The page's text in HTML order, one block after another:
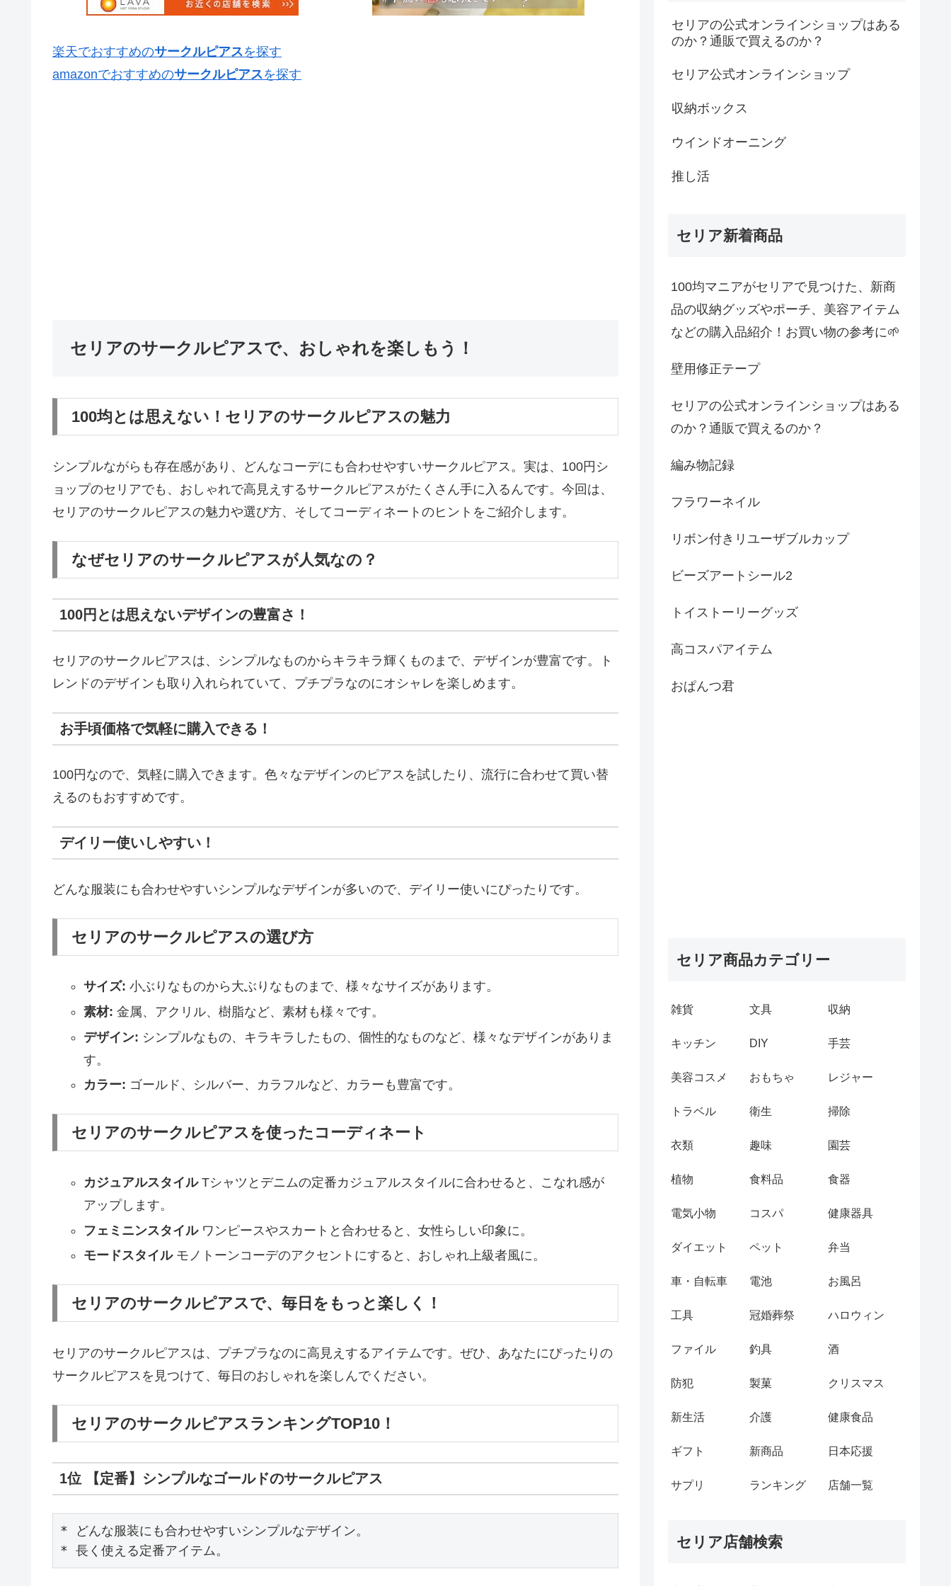
楽天でおすすめのサークルピアスを探す
amazonでおすすめのサークルピアスを探す
セリアのサークルピアスで、おしゃれを楽しもう！
100均とは思えない！セリアのサークルピアスの魅力
シンプルながらも存在感があり、どんなコーデにも合わせやすいサークルピアス。実は、100円シ
ョップのセリアでも、おしゃれで高見えするサークルピアスがたくさん手に入るんです。今回は、
セリアのサークルピアスの魅力や選び方、そしてコーディネートのヒントをご紹介します。
なぜセリアのサークルピアスが人気なの？
100円とは思えないデザインの豊富さ！
セリアのサークルピアスは、シンプルなものからキラキラ輝くものまで、デザインが豊富です。ト
レンドのデザインも取り入れられていて、プチプラなのにオシャレを楽しめます。
お手頃価格で気軽に購入できる！
100円なので、気軽に購入できます。色々なデザインのピアスを試したり、流行に合わせて買い替
えるのもおすすめです。
デイリー使いしやすい！
どんな服装にも合わせやすいシンプルなデザインが多いので、デイリー使いにぴったりです。
セリアのサークルピアスの選び方
サイズ: 小ぶりなものから大ぶりなものまで、様々なサイズがあります。
素材: 金属、アクリル、樹脂など、素材も様々です。
デザイン: シンプルなもの、キラキラしたもの、個性的なものなど、様々なデザインがありま
す。
カラー: ゴールド、シルバー、カラフルなど、カラーも豊富です。
セリアのサークルピアスを使ったコーディネート
カジュアルスタイルTシャツとデニムの定番カジュアルスタイルに合わせると、こなれ感が
アップします。
フェミニンスタイルワンピースやスカートと合わせると、女性らしい印象に。
モードスタイルモノトーンコーデのアクセントにすると、おしゃれ上級者風に。
セリアのサークルピアスで、毎日をもっと楽しく！
セリアのサークルピアスは、プチプラなのに高見えするアイテムです。ぜひ、あなたにぴったりの
サークルピアスを見つけて、毎日のおしゃれを楽しんでください。
セリアのサークルピアスランキングTOP10！
1位 【定番】シンプルなゴールドのサークルピアス
* どんな服装にも合わせやすいシンプルなデザイン。
セリアの公式オンラインショップはある
のか？通販で買えるのか？
セリア公式オンラインショップ
収納ボックス
ウインドオーニング
推し活
セリア新着商品
100均マニアがセリアで見つけた、新商
品の収納グッズやポーチ、美容アイテム
などの購入品紹介！お買い物の参考に🌱
壁用修正テープ
セリアの公式オンラインショップはある
のか？通販で買えるのか？
編み物記録
フラワーネイル
リボン付きリユーザブルカップ
ビーズアートシール2
トイストーリーグッズ
高コスパアイテム
おぱんつ君
セリア商品カテゴリー
雑貨 文具 収納
キッチン DIY 手芸
美容コスメ おもちゃ レジャー
トラベル 衛生 掃除
衣類 趣味 園芸
植物 食料品 食器
電気小物 コスパ 健康器具
ダイエット ペット 弁当
車・自転車 電池 お風呂
工具 冠婚葬祭 ハロウィン
ファイル 釣具 酒
防犯 製菓 クリスマス
新生活 介護 健康食品
ギフト 新商品 日本応援
サプリ ランキング 店舗一覧
セリア店舗検索